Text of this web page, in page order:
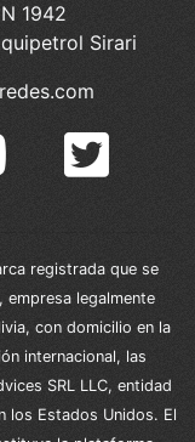
1942
Sirari
registrada que se
empresa legalmente
con domicilio en la
internacional, las
SRL LLC, entidad
los Estados Unidos. El